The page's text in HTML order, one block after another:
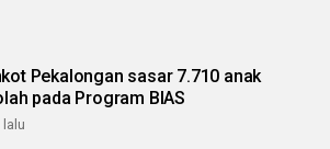
Pekalongan sasar 7.710 anak
pada Program BIAS
lalu